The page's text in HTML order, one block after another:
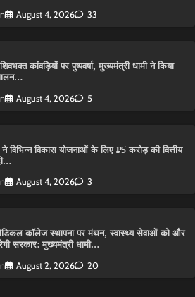
August 4, 2026 33
शिवभक्त कांवड़ियों पर पुष्पवर्षा, मुख्यमंत्री धामी ने किया
August 4, 2026 5
विभिन्न विकास योजनाओं के लिए ₹5 करोड़ की वित्तीय
August 4, 2026 3
कॉलेज स्थापना पर मंथन, स्वास्थ्य सेवाओं को और
सरकार: मुख्यमंत्री धामी…
August 2, 2026 20